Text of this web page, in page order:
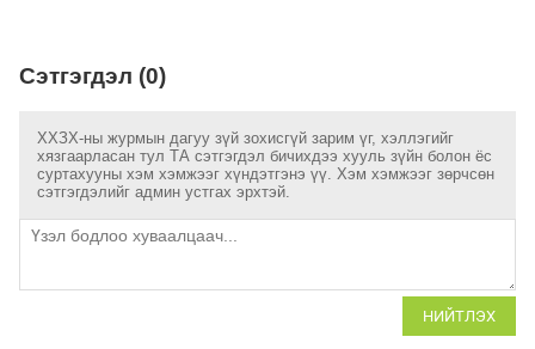
Сэтгэгдэл (0)
ХХЗХ-ны журмын дагуу зүй зохисгүй зарим үг, хэллэгийг
хязгаарласан тул ТА сэтгэгдэл бичихдээ хууль зүйн болон ёс
суртахууны хэм хэмжээг хүндэтгэнэ үү. Хэм хэмжээг зөрчсөн
сэтгэгдэлийг админ устгах эрхтэй.
НИЙТЛЭХ